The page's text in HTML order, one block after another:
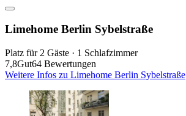
Limehome Berlin Sybelstraße
Platz für 2 Gäste · 1 Schlafzimmer
7,8Gut64 Bewertungen
Weitere Infos zu Limehome Berlin Sybelstraße